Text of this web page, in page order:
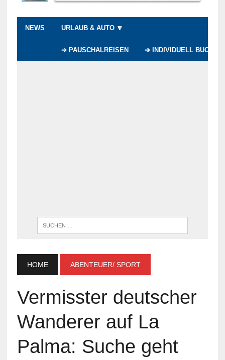
NEWS URLAUB & AUTO 🔽
➔ PAUSCHALREISEN ➔ INDIVIDUELL BUCHEN
HOME ABENTEUER/ SPORT
Vermisster deutscher
Wanderer auf La
Palma: Suche geht